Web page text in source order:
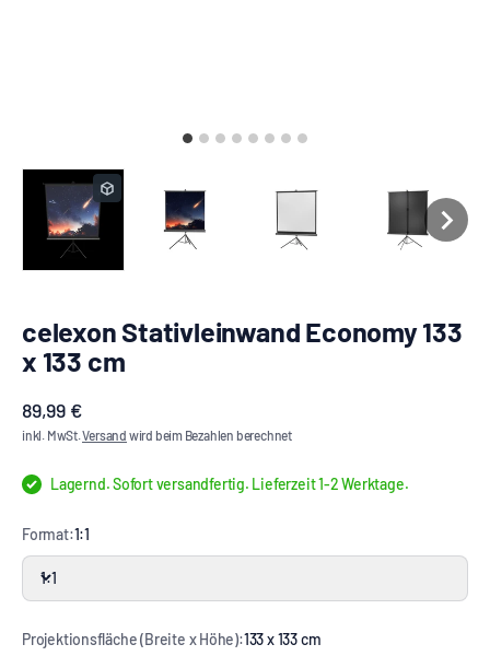
celexon Stativleinwand Economy 133
x 133 cm
Angebot
89,99 €
inkl. MwSt.Versand wird beim Bezahlen berechnet
Lagernd. Sofort versandfertig. Lieferzeit 1-2 Werktage.
Format:1:1
1:1
Projektionsfläche (Breite x Höhe):133 x 133 cm